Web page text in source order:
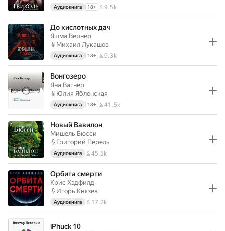
Аудиокнига 18+ 9.5k
До кислотных дач
Яшма Вернер
Михаил Лукашов
Аудиокнига 18+ 9.3k
Вонгозеро
Яна Вагнер
Юлия Яблонская
Аудиокнига 18+ 41.5k
Новый Вавилон
Мишель Бюсси
Григорий Перель
Аудиокнига 45.5k
Орбита смерти
Крис Хэдфилд
Игорь Князев
Аудиокнига 17.2k
iPhuck 10